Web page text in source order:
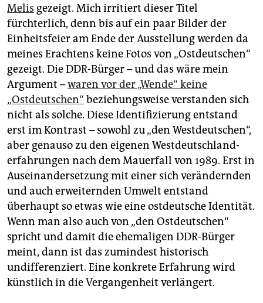
Melis gezeigt. Mich irritiert dieser Titel
fürchterlich, denn bis auf ein paar Bilder der
Einheitsfeier am Ende der Ausstellung werden da
meines Erachtens keine Fotos von „Ostdeutschen“
gezeigt. Die DDR-Bürger – und das wäre mein
Argument –waren vor der „Wende“ keine
„Ostdeutschen“ beziehungsweise verstanden sich
nicht als solche. Diese Identifizierung entstand
erst im Kontrast – sowohl zu „den Westdeutschen“,
aber genauso zu den eigenen Westdeutschland­
erfahrungen nach dem Mauerfall von 1989. Erst in
Auseinandersetzung mit einer sich verändernden
und auch erweiternden Umwelt entstand
überhaupt so etwas wie eine ostdeutsche Identität.
Wenn man also auch von „den Ostdeutschen“
spricht und damit die ehemaligen DDR-Bürger
meint, dann ist das zumindest historisch
undifferenziert. Eine konkrete Erfahrung wird
künstlich in die Vergangenheit verlängert.